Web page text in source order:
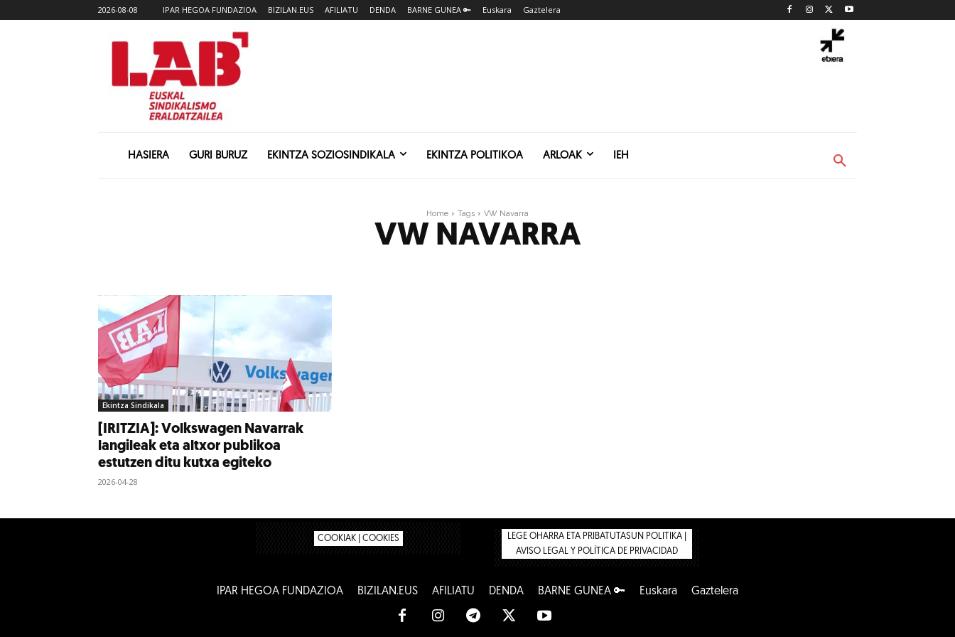
2026-08-08 IPAR HEGOA FUNDAZIOA BIZILAN.EUS AFILIATU DENDA BARNE GUNEA 🔑 Euskara Gaztelera
HASIERA GURI BURUZ EKINTZA SOZIOSINDIKALA EKINTZA POLITIKOA ARLOAK IEH
Home Tags VW Navarra
VW NAVARRA
Ekintza Sindikala
[IRITZIA]: Volkswagen Navarrak
langileak eta altxor publikoa
estutzen ditu kutxa egiteko
2026-04-28
COOKIAK | COOKIES
LEGE OHARRA ETA PRIBATUTASUN POLITIKA |
AVISO LEGAL Y POLÍTICA DE PRIVACIDAD
IPAR HEGOA FUNDAZIOA BIZILAN.EUS AFILIATU DENDA BARNE GUNEA 🔑 Euskara Gaztelera